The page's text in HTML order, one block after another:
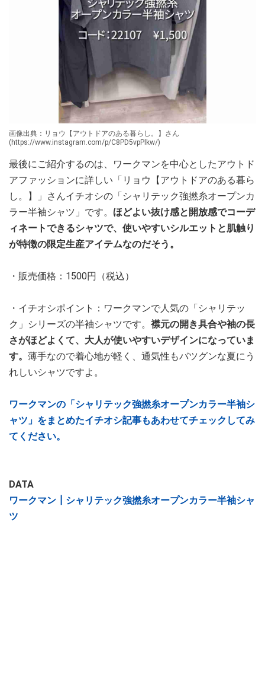
画像出典：リョウ【アウトドアのある暮らし。】さん
(https://www.instagram.com/p/C8PD5vpPlkw/)
最後にご紹介するのは、ワークマンを中心としたアウトド
アファッションに詳しい「リョウ【アウトドアのある暮ら
し。】」さんイチオシの「シャリテック強撚糸オープンカ
ラー半袖シャツ」です。 ほどよい抜け感と開放感でコーデ
ィネートできるシャツで、使いやすいシルエットと肌触り
が特徴の限定生産アイテムなのだそう。
・販売価格：1500円（税込）
・イチオシポイント：ワークマンで人気の「シャリテッ
ク」シリーズの半袖シャツです。 襟元の開き具合や袖の長
さがほどよくて、大人が使いやすいデザインになっていま
す。 薄手なので着心地が軽く、通気性もバツグンな夏にう
れしいシャツですよ。
ワークマンの「シャリテック強撚糸オープンカラー半袖シ
ャツ」をまとめたイチオシ記事もあわせてチェックしてみ
てください。
DATA
ワークマン┃シャリテック強撚糸オープンカラー半袖シャ
ツ